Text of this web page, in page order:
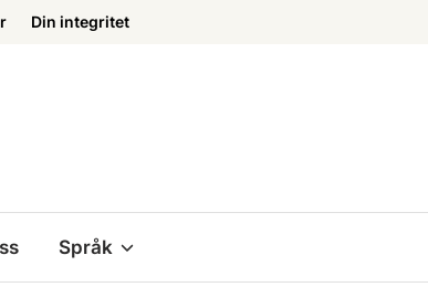
Din integritet
Språk